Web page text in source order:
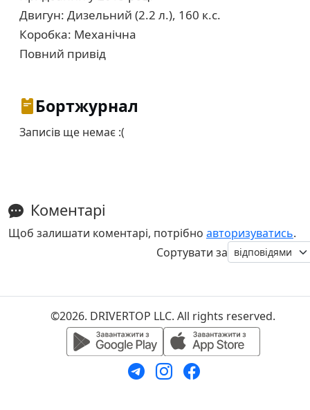
Двигун: Дизельний (2.2 л.), 160 к.с.
Коробка: Механічна
Повний привід
Бортжурнал
Записів ще немає :(
Коментарі
Щоб залишати коментарі, потрібно авторизуватись.
Сортувати за
©2026. DRIVERTOP LLC. All rights reserved.